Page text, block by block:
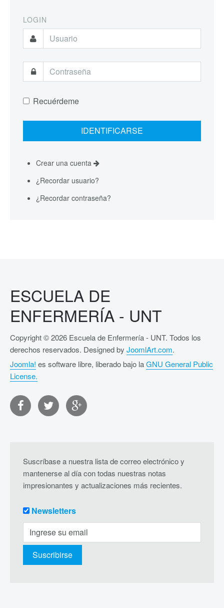
LOGIN
Recuérdeme
Crear una cuenta
¿Recordar usuario?
¿Recordar contraseña?
ESCUELA DE
ENFERMERÍA - UNT
Copyright © 2026 Escuela de Enfermería - UNT. Todos los
derechos reservados. Designed by JoomlArt.com.
Joomla! es software libre, liberado bajo laGNU General Public
License.
Suscríbase a nuestra lista de correo electrónico y
mantenerse al día con todas nuestras notas
impresionantes y actualizaciones más recientes.
Newsletters